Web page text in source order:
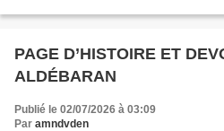
PAGE D’HISTOIRE ET
ALDÉBARAN
Publié le 02/07/2026 à 03:09
Par amndvden